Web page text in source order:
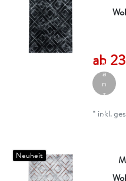
ab
ik
el
a
n
z
g
* inkl.
Neuheit